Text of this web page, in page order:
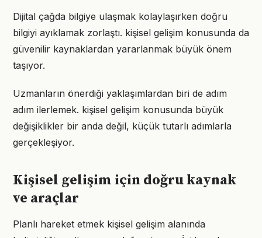
Dijital çağda bilgiye ulaşmak kolaylaşırken doğru
bilgiyi ayıklamak zorlaştı. kişisel gelişim konusunda da
güvenilir kaynaklardan yararlanmak büyük önem
taşıyor.
Uzmanların önerdiği yaklaşımlardan biri de adım
adım ilerlemek. kişisel gelişim konusunda büyük
değişiklikler bir anda değil, küçük tutarlı adımlarla
gerçekleşiyor.
Kişisel gelişim için doğru kaynak
ve araçlar
Planlı hareket etmek kişisel gelişim alanında